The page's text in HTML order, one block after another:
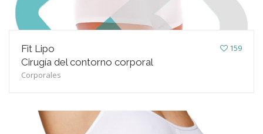
159
Fit Lipo
Cirugía del contorno corporal
Corporales